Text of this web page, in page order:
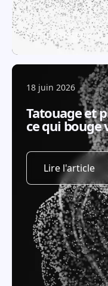
5 min de lecture
18 juin 2026
Tatouage et
ce qui
Lire l'article